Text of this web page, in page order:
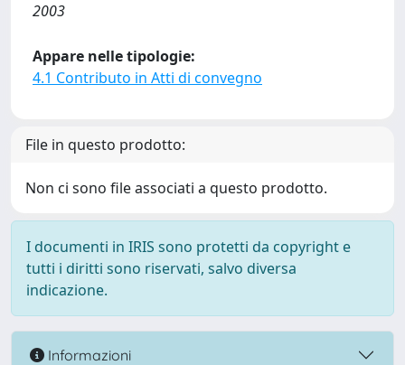
2003
Appare nelle tipologie:
4.1 Contributo in Atti di convegno
File in questo prodotto:
Non ci sono file associati a questo prodotto.
I documenti in IRIS sono protetti da copyright e
tutti i diritti sono riservati, salvo diversa
indicazione.
Informazioni